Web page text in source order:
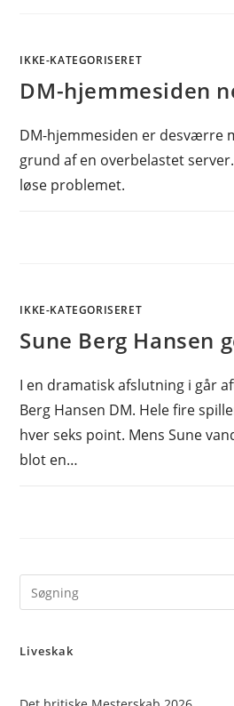
IKKE-KATEGORISERET
DM-hjemmesiden
DM-hjemmesiden er desværre
grund af en overbelastet
løse problemet.
IKKE-KATEGORISERET
Sune Berg Hansen
I en dramatisk afslutning i går
Berg Hansen DM. Hele fire
hver seks point. Mens Sune
blot en…
Liveskak